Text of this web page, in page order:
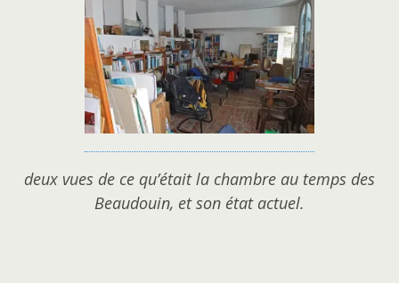
deux vues de ce qu’était la chambre au temps des
Beaudouin, et son état actuel.